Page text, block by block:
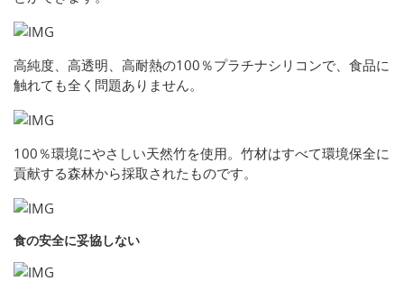
高純度、高透明、高耐熱の100％プラチナシリコンで、食品に
触れても全く問題ありません。
100％環境にやさしい天然竹を使用。竹材はすべて環境保全に
貢献する森林から採取されたものです。
食の安全に妥協しない